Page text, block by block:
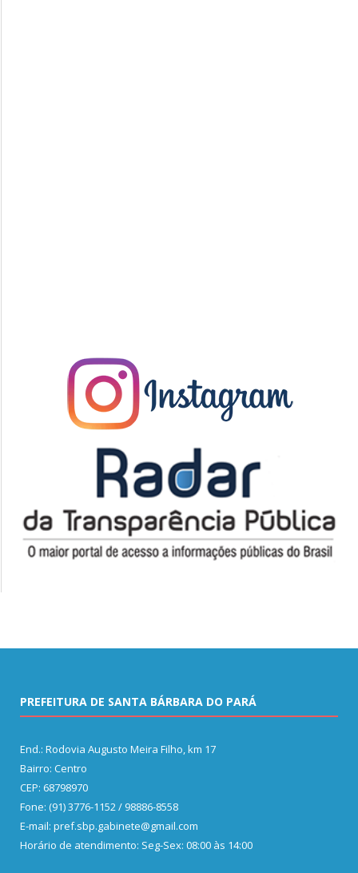
PREFEITURA DE SANTA BÁRBARA DO PARÁ
End.: Rodovia Augusto Meira Filho, km 17
Bairro: Centro
CEP: 68798970
Fone: (91) 3776-1152 / 98886-8558
E-mail: pref.sbp.gabinete@gmail.com
Horário de atendimento: Seg-Sex: 08:00 às 14:00